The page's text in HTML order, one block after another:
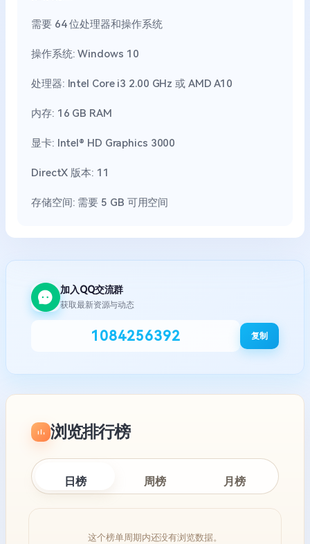
需要 64 位处理器和操作系统
操作系统: Windows 10
处理器: Intel Core i3 2.00 GHz 或 AMD A10
内存: 16 GB RAM
显卡: Intel® HD Graphics 3000
DirectX 版本: 11
存储空间: 需要 5 GB 可用空间
加入QQ交流群
获取最新资源与动态
1084256392 复制
浏览排行榜
日榜 周榜 月榜
这个榜单周期内还没有浏览数据。